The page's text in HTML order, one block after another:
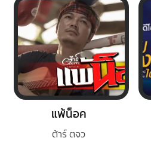
แพ้น็อค
ต้าร์ ตจว